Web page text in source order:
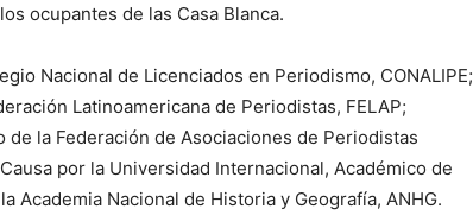
ocupantes de las Casa Blanca.
Nacional de Licenciados en Periodismo, CONALIPE;
Latinoamericana de Periodistas, FELAP;
la Federación de Asociaciones de Periodistas
por la Universidad Internacional, Académico de
Academia Nacional de Historia y Geografía, ANHG.